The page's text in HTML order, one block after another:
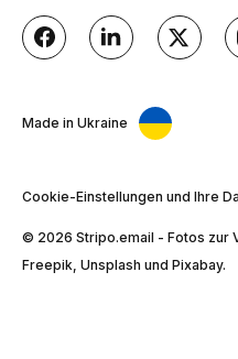
Made in Ukraine
Cookie-Einstellungen und Ihre
© 2026 Stripо.email - Fotos zur
Freepik, Unsplash und Pixabay.